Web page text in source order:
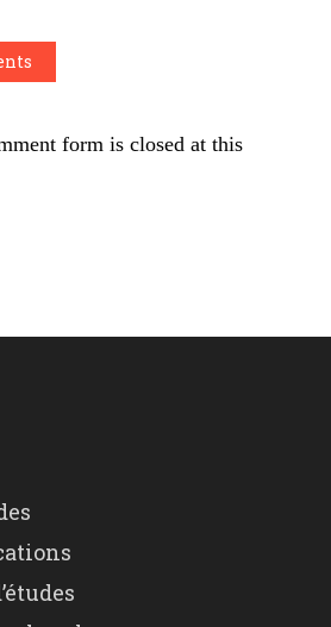
form is closed at this